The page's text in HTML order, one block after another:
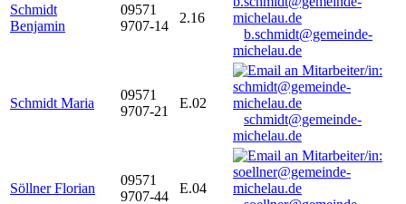
Schmidt
Benjamin
09571
9707-14
2.16
b.schmidt@gemeinde-
michelau.de
Schmidt Maria
09571
9707-21
E.02
schmidt@gemeinde-
michelau.de
Söllner Florian
09571
9707-44
E.04